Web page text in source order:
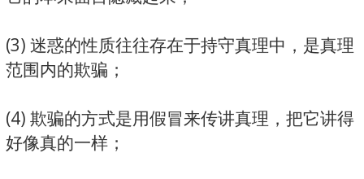
(3) 迷惑的性质往往存在于持守真理中，是真理
范围内的欺骗；
(4) 欺骗的方式是用假冒来传讲真理，把它讲得
好像真的一样；